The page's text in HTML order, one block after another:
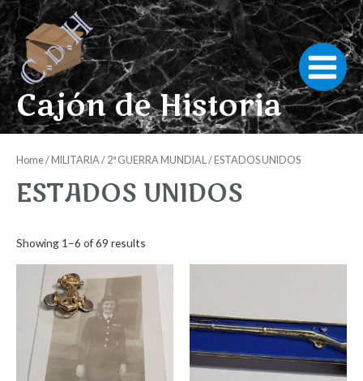
Ir
al
contenido
Cajón de Historia
Main
Menu
Home/ MILITARIA / 2ª GUERRA MUNDIAL / ESTADOS UNIDOS
ESTADOS UNIDOS
Showing 1–6 of 69 results